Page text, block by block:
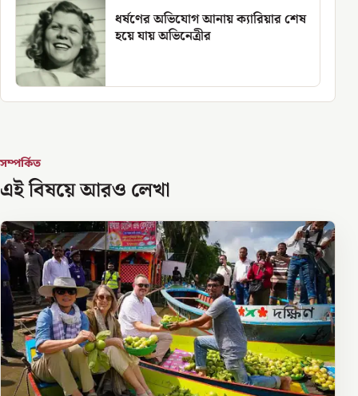
ধর্ষণের অভিযোগ আনায় ক্যারিয়ার শেষ
হয়ে যায় অভিনেত্রীর
সম্পর্কিত
এই বিষয়ে আরও লেখা